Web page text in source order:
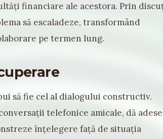
financiare ale acestora. Prin
să escaladeze, transformând
pe termen lung.
să fie cel al dialogului constructiv.
telefonice amicale, dă
înțelegere față de situația